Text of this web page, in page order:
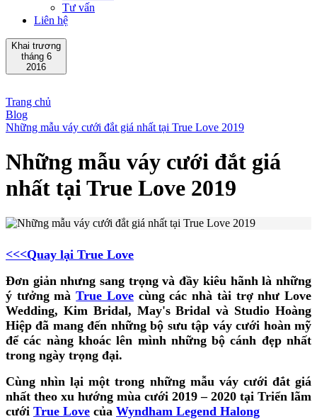
Tư vấn
Liên hệ
Khai trương
tháng 6
2016
Trang chủ
Blog
Những mẫu váy cưới đắt giá nhất tại True Love 2019
Những mẫu váy cưới đắt giá
nhất tại True Love 2019
<<<Quay lại True Love
Đơn giản nhưng sang trọng và đầy kiêu hãnh là những
ý tưởng màTrue Lovecùng các nhà tài trợ như Love
Wedding, Kim Bridal, May's Bridal và Studio Hoàng
Hiệp đã mang đến những bộ sưu tập váy cưới hoàn mỹ
để các nàng khoác lên mình những bộ cánh đẹp nhất
trong ngày trọng đại.
Cùng nhìn lại một trong những mẫu váy cưới đắt giá
nhất theo xu hướng mùa cưới 2019 – 2020 tại Triển lãm
cưới True Love của Wyndham Legend Halong